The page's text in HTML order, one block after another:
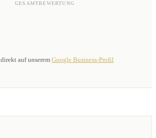
GESAMTBEWERTUNG
auf unserem Google Business-Profil